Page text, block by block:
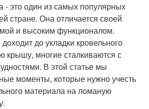
это один из самых популярных
стране. Она отличается своей
и высоким функционалом.
до укладки кровельного
крышу, многие сталкиваются с
В этой статье мы
моменты, которые нужно учесть
материала на ломаную